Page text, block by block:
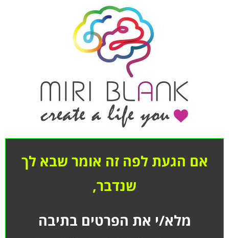
אם הגעת לפה זה אומר שבא לך
שנדבר,
מלא/י את הפרטים בתיבה